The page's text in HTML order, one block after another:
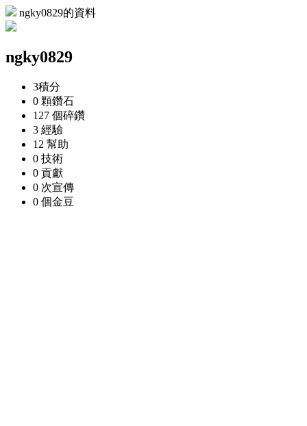
ngky0829的資料
ngky0829
3積分
0 顆鑽石
127 個碎鑽
3 經驗
12 幫助
0 技術
0 貢獻
0 次宣傳
0 個金豆